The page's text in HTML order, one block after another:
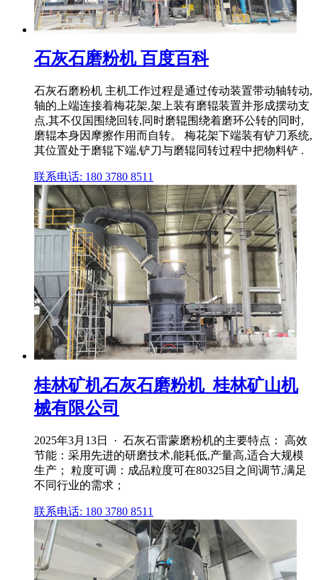
石灰石磨粉机 百度百科
石灰石磨粉机 主机工作过程是通过传动装置带动轴转动,
轴的上端连接着梅花架,架上装有磨辊装置并形成摆动支
点,其不仅国围绕回转,同时磨辊围绕着磨环公转的同时,
磨辊本身因摩擦作用而自转。 梅花架下端装有铲刀系统,
其位置处于磨辊下端,铲刀与磨辊同转过程中把物料铲 .
联系电话: 180 3780 8511
桂林矿机石灰石磨粉机_桂林矿山机
械有限公司
2025年3月13日 · 石灰石雷蒙磨粉机的主要特点： 高效
节能：采用先进的研磨技术,能耗低,产量高,适合大规模
生产； 粒度可调：成品粒度可在80325目之间调节,满足
不同行业的需求；
联系电话: 180 3780 8511